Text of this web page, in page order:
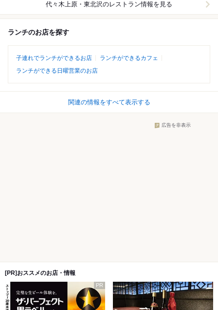
代々木上原・東北沢のレストラン情報を見る
ランチのお店を探す
子連れでランチができるお店
ランチができるカフェ
ランチができる日曜営業のお店
関連の情報をすべて表示する
広告を非表示
[PR]おススメのお店・情報
PR